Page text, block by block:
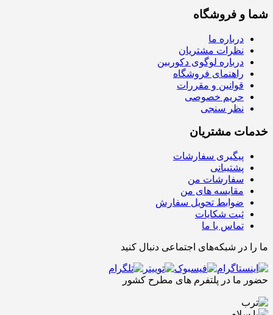
شما و فروشگاه
درباره ما
نظرات مشتریان
درباره لوگوی دکوربین
راهنمای فروشگاه
قوانین و مقررات
حریم خصوصی
نظر سنجی
خدمات مشتریان
پیگیری سفارشات
پشتیبانی
سفارشات من
مقایسه های من
ضوابط تحویل سفارش
ثبت شکایات
تماس با ما
ما را در شبکه‌های اجتماعی دنبال کنید
حضور ما در پلتفرم های مطرح کشور